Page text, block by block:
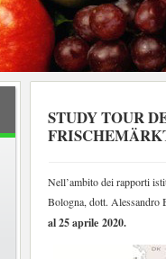
STUDY TOUR
Nell’ambito dei rapporti
Bologna, dott. Alessandro
al 25 aprile 2020.